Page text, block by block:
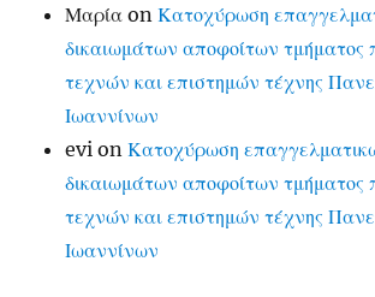
Μαρία onΚατοχύρωση
δικαιωμάτων αποφοίτων τμήματος
τεχνών και επιστημών τέχνης
Ιωαννίνων
evi onΚατοχύρωση
δικαιωμάτων αποφοίτων τμήματος
τεχνών και επιστημών τέχνης
Ιωαννίνων